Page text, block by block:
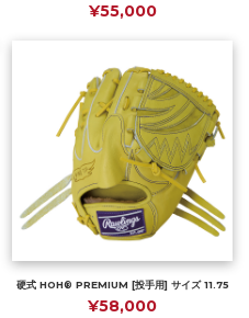
¥55,000
硬式 HOH® PREMIUM [投手用] サイズ 11.75
¥58,000